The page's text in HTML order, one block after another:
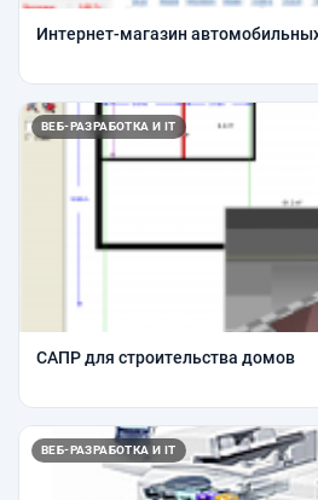
Интернет-магазин
ВЕБ-РАЗРАБОТКА И IT
САПР для строительства домов
ВЕБ-РАЗРАБОТКА И IT